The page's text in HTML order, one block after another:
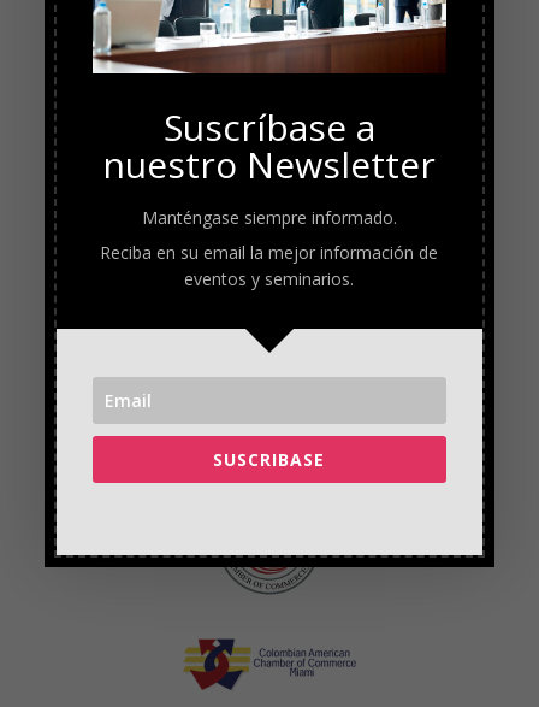
Suscríbase a
nuestro Newsletter
Manténgase siempre informado.
Reciba en su email la mejor información de
eventos y seminarios.
SUSCRIBASE